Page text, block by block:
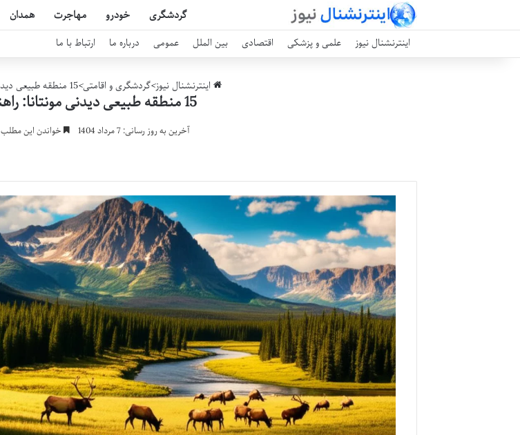
گردشگری خودرو مهاجرت همدان
اینترنشنال نیوز علمی و پزشکی اقتصادی بین الملل عمومی درباره ما ارتباط با ما
اینترنشنال نیوز>گردشگری و اقامتی>15 منطقه طبیعی دیدنی مونتانا: راهنمای کامل سفر
15 منطقه طبیعی دیدنی مونتانا: راهنمای کامل سفر
آخرین به روز رسانی: 7 مرداد 1404 خواندن این مطلب 18 دقیقه زمان میبرد